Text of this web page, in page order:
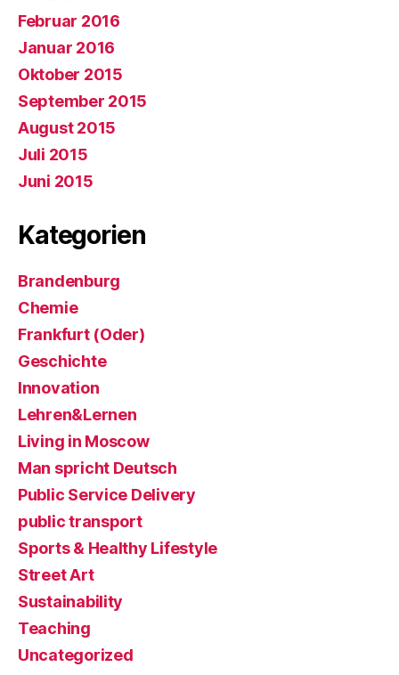
Februar 2016
Januar 2016
Oktober 2015
September 2015
August 2015
Juli 2015
Juni 2015
Kategorien
Brandenburg
Chemie
Frankfurt (Oder)
Geschichte
Innovation
Lehren&Lernen
Living in Moscow
Man spricht Deutsch
Public Service Delivery
public transport
Sports & Healthy Lifestyle
Street Art
Sustainability
Teaching
Uncategorized